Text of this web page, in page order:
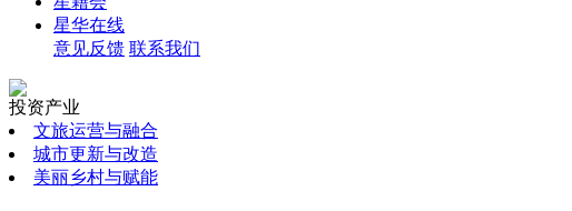
星华在线
意见反馈 联系我们
投资产业
文旅运营与融合
城市更新与改造
美丽乡村与赋能